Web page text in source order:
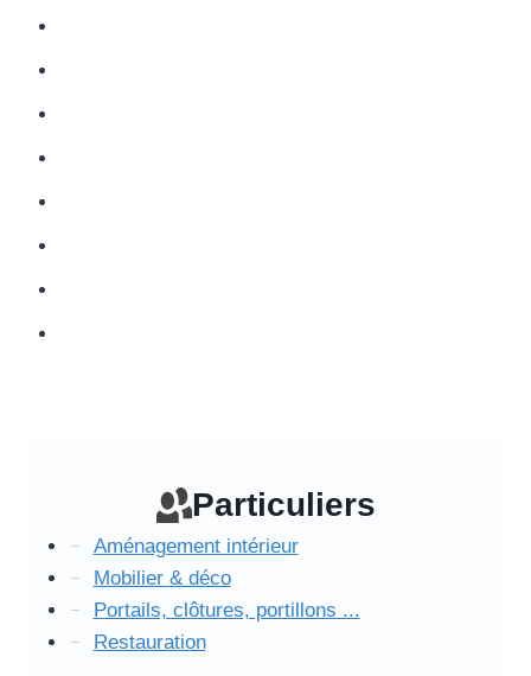
Particuliers
Aménagement intérieur
Mobilier & déco
Portails, clôtures, portillons ...
Restauration